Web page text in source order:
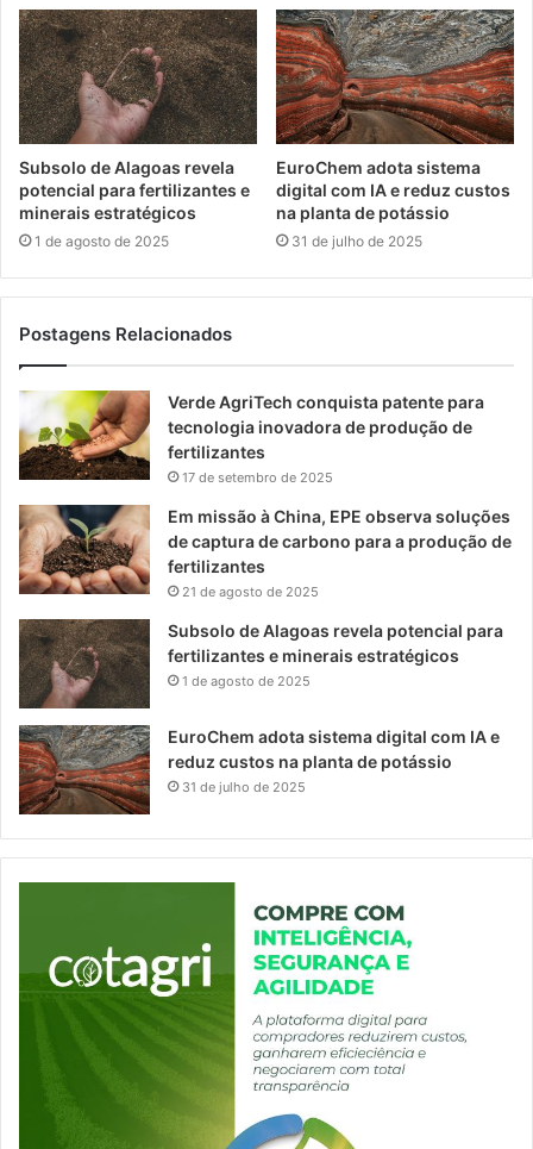
Subsolo de Alagoas revela
potencial para fertilizantes e
minerais estratégicos
1 de agosto de 2025
EuroChem adota sistema
digital com IA e reduz custos
na planta de potássio
31 de julho de 2025
Postagens Relacionados
Verde AgriTech conquista patente para
tecnologia inovadora de produção de
fertilizantes
17 de setembro de 2025
Em missão à China, EPE observa soluções
de captura de carbono para a produção de
fertilizantes
21 de agosto de 2025
Subsolo de Alagoas revela potencial para
fertilizantes e minerais estratégicos
1 de agosto de 2025
EuroChem adota sistema digital com IA e
reduz custos na planta de potássio
31 de julho de 2025